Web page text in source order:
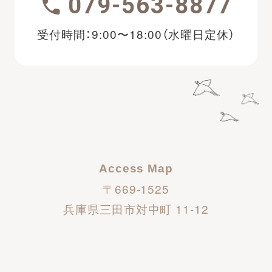
受付時間：9:00〜18:00（水曜日定休）
Access Map
〒669-1525
兵庫県三田市対中町 11-12